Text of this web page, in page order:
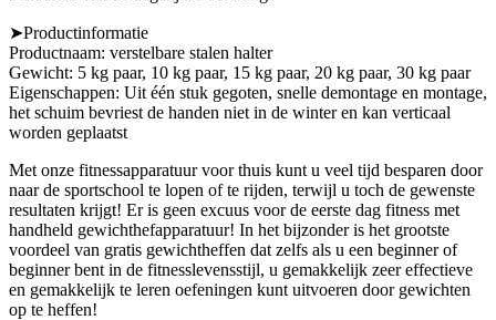
➤Productinformatie
Productnaam: verstelbare stalen halter
Gewicht: 5 kg paar, 10 kg paar, 15 kg paar, 20 kg paar, 30 kg paar
Eigenschappen: Uit één stuk gegoten, snelle demontage en montage,
het schuim bevriest de handen niet in de winter en kan verticaal
worden geplaatst
Met onze fitnessapparatuur voor thuis kunt u veel tijd besparen door
naar de sportschool te lopen of te rijden, terwijl u toch de gewenste
resultaten krijgt! Er is geen excuus voor de eerste dag fitness met
handheld gewichthefapparatuur! In het bijzonder is het grootste
voordeel van gratis gewichtheffen dat zelfs als u een beginner of
beginner bent in de fitnesslevensstijl, u gemakkelijk zeer effectieve
en gemakkelijk te leren oefeningen kunt uitvoeren door gewichten
op te heffen!